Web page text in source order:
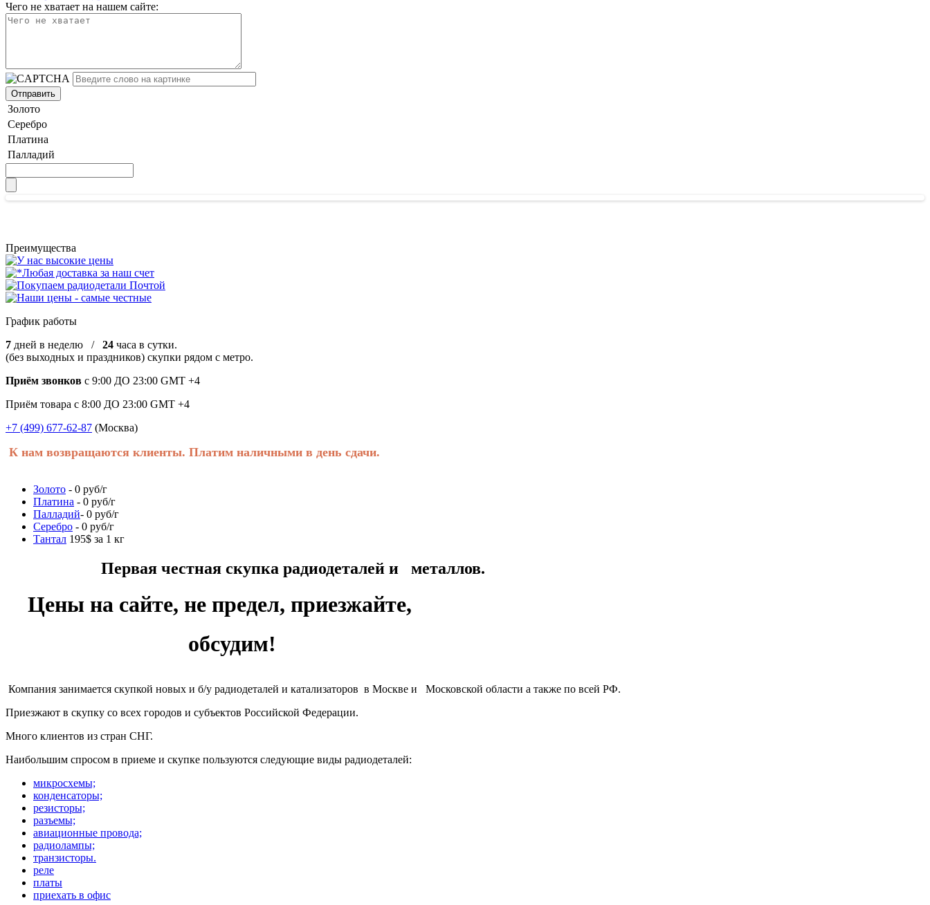
Чего не хватает на нашем сайте:
Золото
Серебро
Платина
Палладий
Преимущества
График работы
7 дней в неделю / 24 часа в сутки.
(без выходных и праздников) скупки рядом с метро.
Приём звонков с 9:00 ДО 23:00 GMT +4
Приём товара с 8:00 ДО 23:00 GMT +4
+7 (499) 677-62-87 (Москва)
К нам возвращаются клиенты. Платим наличными в день сдачи.
Золото - 0 руб/г
Платина - 0 руб/г
Палладий- 0 руб/г
Серебро - 0 руб/г
Тантал 195$ за 1 кг
Первая честная скупка радиодеталей и металлов.
Цены на сайте, не предел, приезжайте,
обсудим!
Компания занимается скупкой новых и б/у радиодеталей и катализаторов в Москве и Московской области а также по всей РФ.
Приезжают в скупку со всех городов и субъектов Российской Федерации.
Много клиентов из стран СНГ.
Наибольшим спросом в приеме и скупке пользуются следующие виды радиодеталей:
микросхемы;
конденсаторы;
резисторы;
разъемы;
авиационные провода;
радиолампы;
транзисторы.
реле
платы
приехать в офис